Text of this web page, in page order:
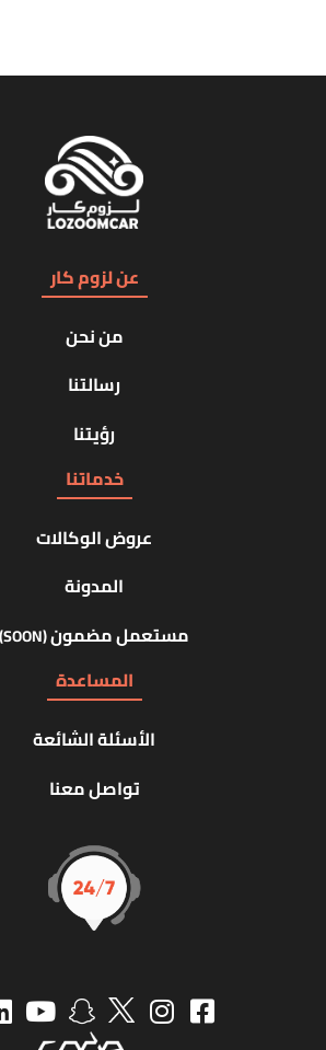
عن لزوم كار
من نحن
رسالتنا
رؤيتنا
خدماتنا
عروض الوكالات
المدونة
مستعمل مضمون(SOON)
المساعدة
الأسئلة الشائعة
تواصل معنا